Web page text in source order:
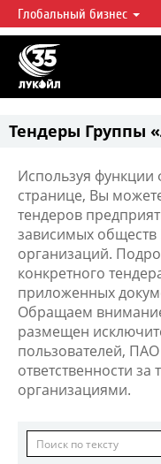
ЛУКОЙЛ СЕГОДНЯ
ЛУКОЙЛ — одна из
нефтегазовых компаний в
мировой добычи нефти и
Глобальный бизнес
Тендеры Группы
Используя функции
странице, Вы
тендеров
зависимых
организаций.
конкретного
приложенных
Обращаем
размещен
пользователей,
ответственности
организациями.